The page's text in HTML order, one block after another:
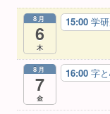
8月
6
木
15:00 学
8月
7
金
16:00 字